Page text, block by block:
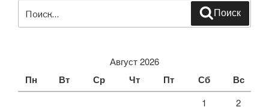
Поиск
Август 2026
Пн Вт Ср Чт Пт Сб Вс
1
2